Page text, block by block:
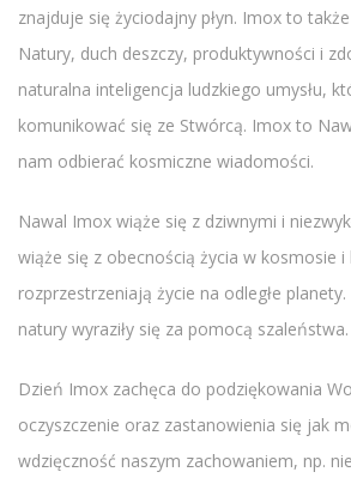
znajduje się życiodajny płyn. Imox to
Natury, duch deszczy, produktywności i
naturalna inteligencja ludzkiego umysłu,
komunikować się ze Stwórcą. Imox to
nam odbierać kosmiczne wiadomości.
Nawal Imox wiąże się z dziwnymi i
wiąże się z obecnością życia w kosmosie
rozprzestrzeniają życie na odległe
natury wyraziły się za pomocą szaleństwa.
Dzień Imox zachęca do podziękowania
oczyszczenie oraz zastanowienia się jak
wdzięczność naszym zachowaniem, np.